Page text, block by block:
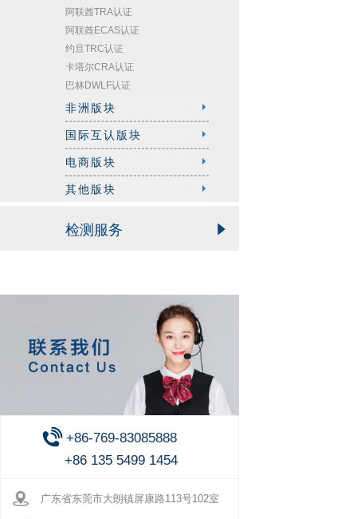
阿联酋TRA认证
阿联酋ECAS认证
约旦TRC认证
卡塔尔CRA认证
巴林DWLF认证
非洲版块
国际互认版块
电商版块
其他版块
检测服务
+86-769-83085888
+86 135 5499 1454
广东省东莞市大朗镇屏康路113号102室